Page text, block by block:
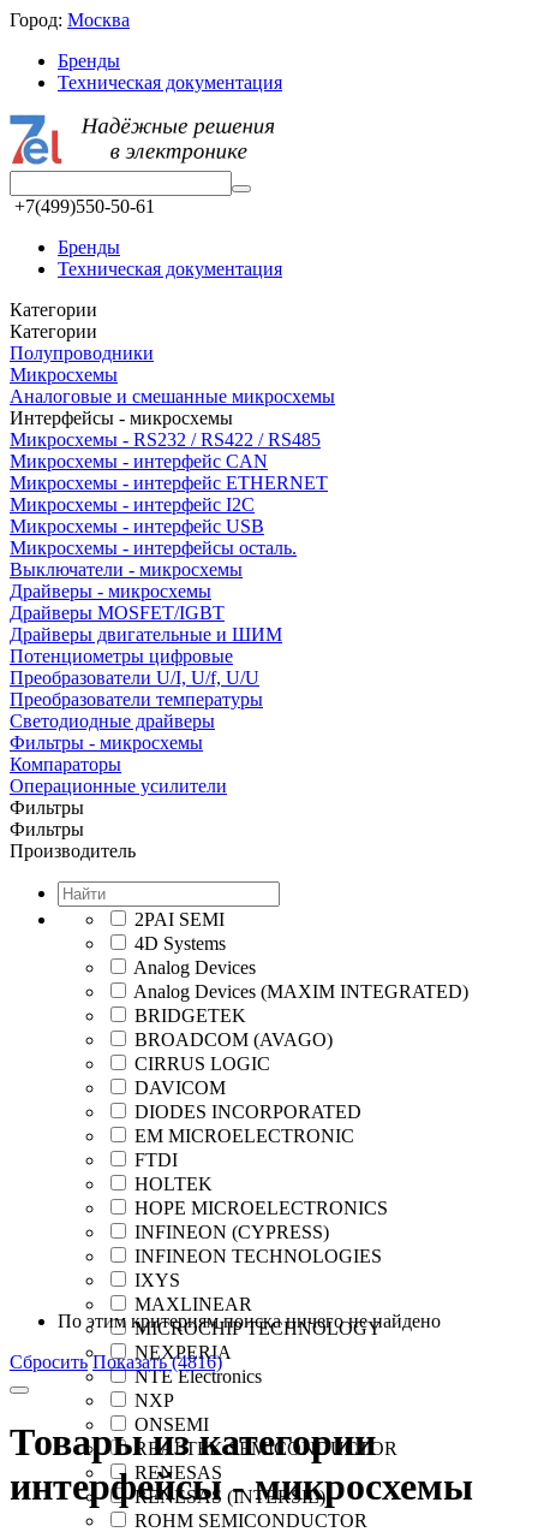
Город: Москва
Бренды
Техническая документация
+7(499)550-50-61
Бренды
Техническая документация
Категории
Категории
Полупроводники
Микросхемы
Аналоговые и смешанные микросхемы
Интерфейсы - микросхемы
Микросхемы - RS232 / RS422 / RS485
Микросхемы - интерфейс CAN
Микросхемы - интерфейс ETHERNET
Микросхемы - интерфейс I2C
Микросхемы - интерфейс USB
Микросхемы - интерфейсы осталь.
Выключатели - микросхемы
Драйверы - микросхемы
Драйверы MOSFET/IGBT
Драйверы двигательные и ШИМ
Потенциометры цифровые
Преобразователи U/I, U/f, U/U
Преобразователи температуры
Светодиодные драйверы
Фильтры - микросхемы
Компараторы
Операционные усилители
Фильтры
Фильтры
Производитель
2PAI SEMI
4D Systems
Analog Devices
Analog Devices (MAXIM INTEGRATED)
BRIDGETEK
BROADCOM (AVAGO)
CIRRUS LOGIC
DAVICOM
DIODES INCORPORATED
EM MICROELECTRONIC
FTDI
HOLTEK
HOPE MICROELECTRONICS
INFINEON (CYPRESS)
INFINEON TECHNOLOGIES
IXYS
MAXLINEAR
MICROCHIP TECHNOLOGY
NEXPERIA
NTE Electronics
NXP
ONSEMI
REALTEK SEMICONDUCTOR
RENESAS
RENESAS (INTERSIL)
ROHM SEMICONDUCTOR
По этим критериям поиска ничего не найдено
Сбросить Показать (4816)
Товары из категории
интерфейсы - микросхемы